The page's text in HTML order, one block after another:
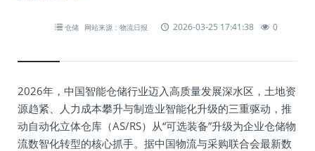
仓储 网站来源：物流日报 2026-03-25 17:41:38 0
2026年，中国智能仓储行业迈入高质量发展深水区，土地资
源趋紧、人力成本攀升与制造业智能化升级的三重驱动，推
动自动化立体仓库（AS/RS）从“可选装备”升级为企业仓储物
流数智化转型的核心抓手。据中国物流与采购联合会最新数